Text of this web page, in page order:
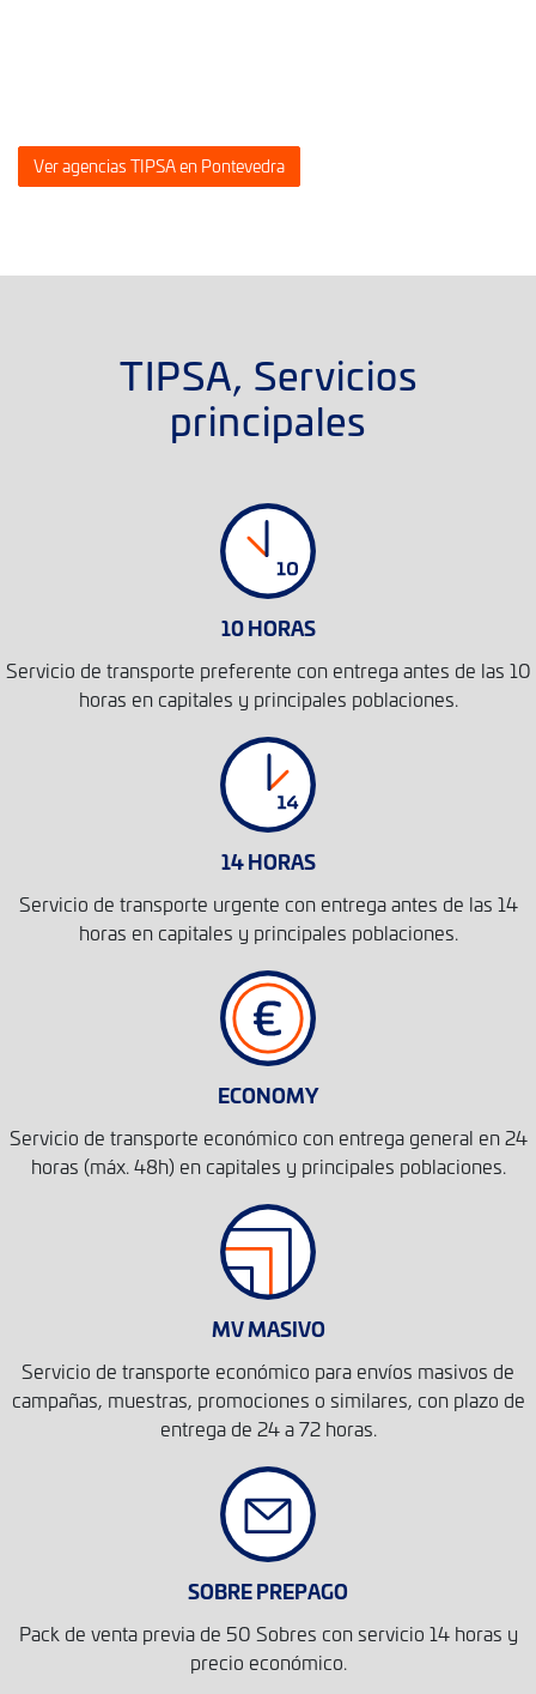
Ver agencias TIPSA en Pontevedra
TIPSA, Servicios
principales
10 HORAS
Servicio de transporte preferente con entrega antes de las 10
horas en capitales y principales poblaciones.
14 HORAS
Servicio de transporte urgente con entrega antes de las 14
horas en capitales y principales poblaciones.
ECONOMY
Servicio de transporte económico con entrega general en 24
horas (máx. 48h) en capitales y principales poblaciones.
MV MASIVO
Servicio de transporte económico para envíos masivos de
campañas, muestras, promociones o similares, con plazo de
entrega de 24 a 72 horas.
SOBRE PREPAGO
Pack de venta previa de 50 Sobres con servicio 14 horas y
precio económico.